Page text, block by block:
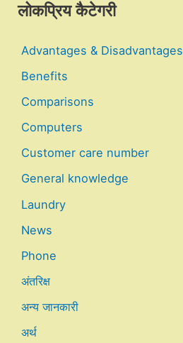
लोकप्रिय कैटेगरी
Advantages & Disadvantages
Benefits
Comparisons
Computers
Customer care number
General knowledge
Laundry
News
Phone
अंतरिक्ष
अन्य जानकारी
अर्थ